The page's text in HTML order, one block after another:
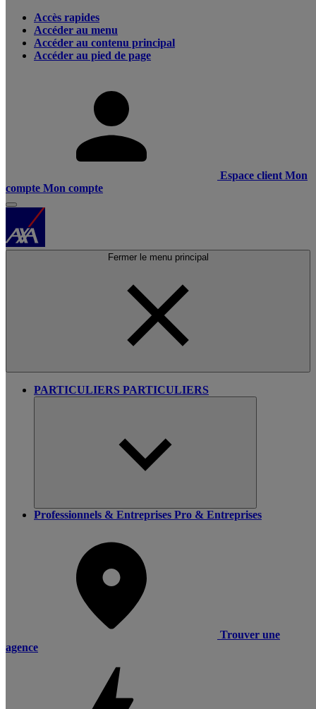
Accès rapides
Accéder au menu
Accéder au contenu principal
Accéder au pied de page
Espace client Mon
compte Mon compte
Fermer le menu principal
PARTICULIERS PARTICULIERS
Professionnels & Entreprises Pro & Entreprises
Trouver une
agence